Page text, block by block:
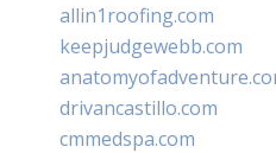
allin1roofing.com
keepjudgewebb.com
drivancastillo.com
cmmedspa.com